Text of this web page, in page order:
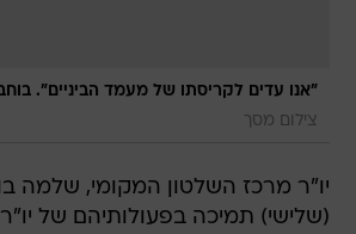
"אנו עדים לקריסתו של מעמד הביניים".
צילום מסך
יו"ר מרכז השלטון המקומי, שלמה
(שלישי) תמיכה בפעולותיהם של